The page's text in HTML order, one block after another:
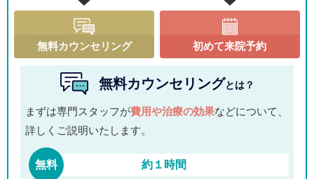
無料カウンセリング 初めて来院予約
無料カウンセリングとは？
まずは専門スタッフが費用や治療の効果などについて、
詳しくご説明いたします。
無料 約１時間